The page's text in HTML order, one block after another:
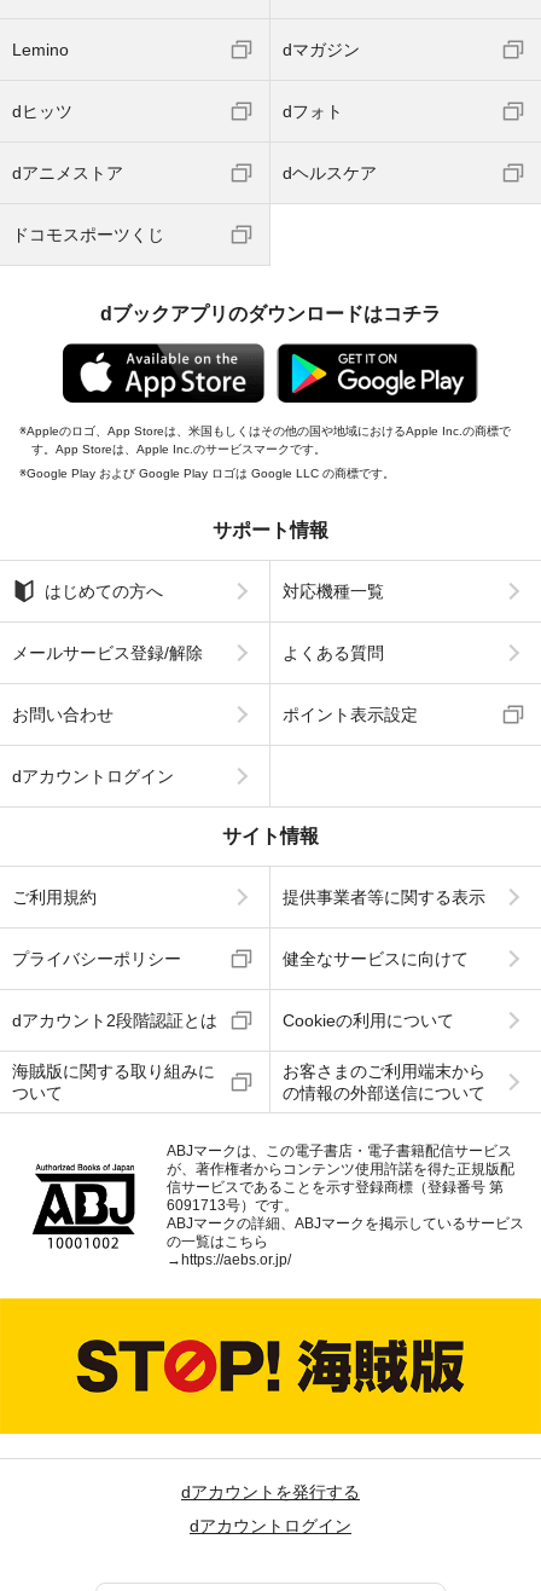
Lemino dマガジン
dヒッツ dフォト
dアニメストア dヘルスケア
ドコモスポーツくじ
dブックアプリのダウンロードはコチラ
Appleのロゴ、App Storeは、米国もしくはその他の国や地域におけるApple Inc.の商標で
す。App Storeは、Apple Inc.のサービスマークです。
Google Play および Google Play ロゴは Google LLC の商標です。
サポート情報
はじめての方へ 対応機種一覧
メールサービス登録/解除 よくある質問
お問い合わせ ポイント表示設定
dアカウントログイン
サイト情報
ご利用規約 提供事業者等に関する表示
プライバシーポリシー 健全なサービスに向けて
dアカウント2段階認証とは Cookieの利用について
海賊版に関する取り組みに
ついて
お客さまのご利用端末から
の情報の外部送信について
ABJマークは、この電子書店・電子書籍配信サービス
が、著作権者からコンテンツ使用許諾を得た正規版配
信サービスであることを示す登録商標（登録番号 第
6091713号）です。
ABJマークの詳細、ABJマークを掲示しているサービス
の一覧はこちら
→ https://aebs.or.jp/
dアカウントを発行する
dアカウントログイン